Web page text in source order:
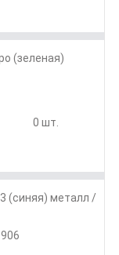
(зеленая)
0 шт.
(синяя) металл /